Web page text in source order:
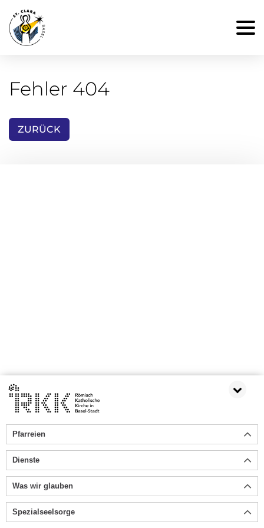
Fehler 404
ZURÜCK
Pfarreien
Dienste
Was wir glauben
Spezialseelsorge